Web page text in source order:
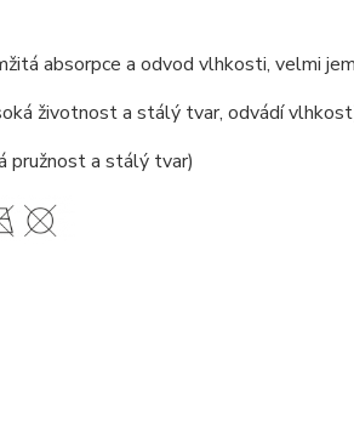
absorpce a odvod vlhkosti, velmi
životnost a stálý tvar, odvádí
pružnost a stálý tvar)